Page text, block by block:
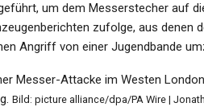
um dem Messerstecher auf
zufolge, aus denen
Angriff von einer Jugendbande
Messer-Attacke im Westen
Bild: picture alliance/dpa/PA Wire |
SPORT
Positive Dopingproben:
Schließt Benfares-